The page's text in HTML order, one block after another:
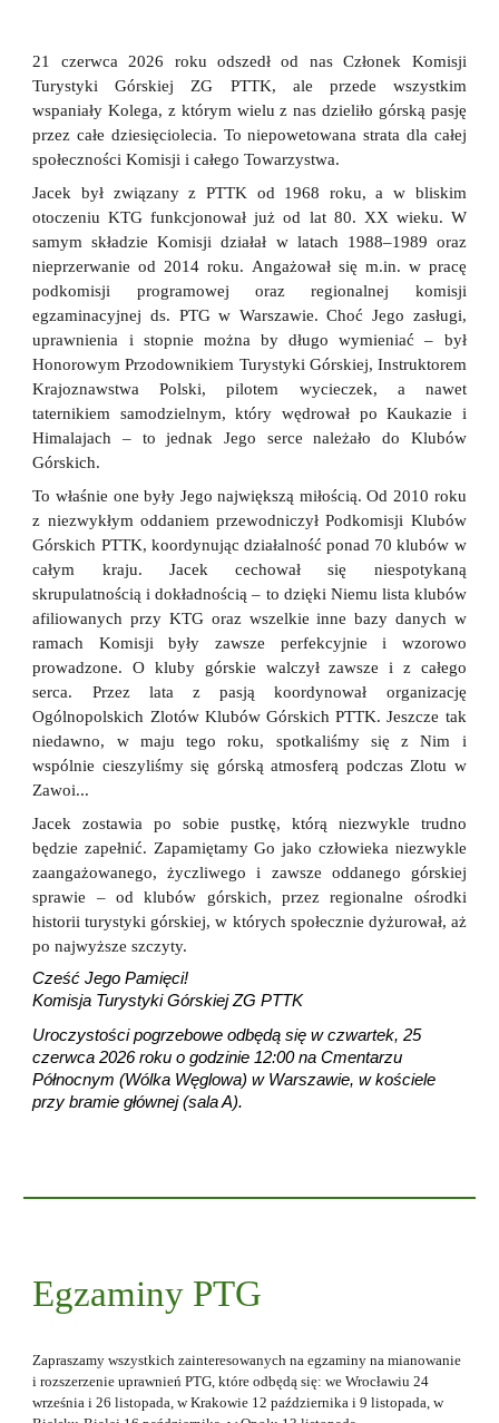
21 czerwca 2026 roku odszedł od nas Członek Komisji
Turystyki Górskiej ZG PTTK, ale przede wszystkim
wspaniały Kolega, z którym wielu z nas dzieliło górską pasję
przez całe dziesięciolecia. To niepowetowana strata dla całej
społeczności Komisji i całego Towarzystwa.
Jacek był związany z PTTK od 1968 roku, a w bliskim
otoczeniu KTG funkcjonował już od lat 80. XX wieku. W
samym składzie Komisji działał w latach 1988–1989 oraz
nieprzerwanie od 2014 roku. Angażował się m.in. w pracę
podkomisji programowej oraz regionalnej komisji
egzaminacyjnej ds. PTG w Warszawie. Choć Jego zasługi,
uprawnienia i stopnie można by długo wymieniać – był
Honorowym Przodownikiem Turystyki Górskiej, Instruktorem
Krajoznawstwa Polski, pilotem wycieczek, a nawet
taternikiem samodzielnym, który wędrował po Kaukazie i
Himalajach – to jednak Jego serce należało do Klubów
Górskich.
To właśnie one były Jego największą miłością. Od 2010 roku
z niezwykłym oddaniem przewodniczył Podkomisji Klubów
Górskich PTTK, koordynując działalność ponad 70 klubów w
całym kraju. Jacek cechował się niespotykaną
skrupulatnością i dokładnością – to dzięki Niemu lista klubów
afiliowanych przy KTG oraz wszelkie inne bazy danych w
ramach Komisji były zawsze perfekcyjnie i wzorowo
prowadzone. O kluby górskie walczył zawsze i z całego
serca. Przez lata z pasją koordynował organizację
Ogólnopolskich Zlotów Klubów Górskich PTTK. Jeszcze tak
niedawno, w maju tego roku, spotkaliśmy się z Nim i
wspólnie cieszyliśmy się górską atmosferą podczas Zlotu w
Zawoi...
Jacek zostawia po sobie pustkę, którą niezwykle trudno
będzie zapełnić. Zapamiętamy Go jako człowieka niezwykle
zaangażowanego, życzliwego i zawsze oddanego górskiej
sprawie – od klubów górskich, przez regionalne ośrodki
historii turystyki górskiej, w których społecznie dyżurował, aż
po najwyższe szczyty.
Cześć Jego Pamięci!
Komisja Turystyki Górskiej ZG PTTK
Uroczystości pogrzebowe odbędą się w czwartek, 25
czerwca 2026 roku o godzinie 12:00 na Cmentarzu
Północnym (Wólka Węglowa) w Warszawie, w kościele
przy bramie głównej (sala A).
Egzaminy PTG
Zapraszamy wszystkich zainteresowanych na egzaminy na mianowanie
i rozszerzenie uprawnień PTG, które odbędą się: we Wrocławiu 24
września i 26 listopada, w Krakowie 12 października i 9 listopada, w